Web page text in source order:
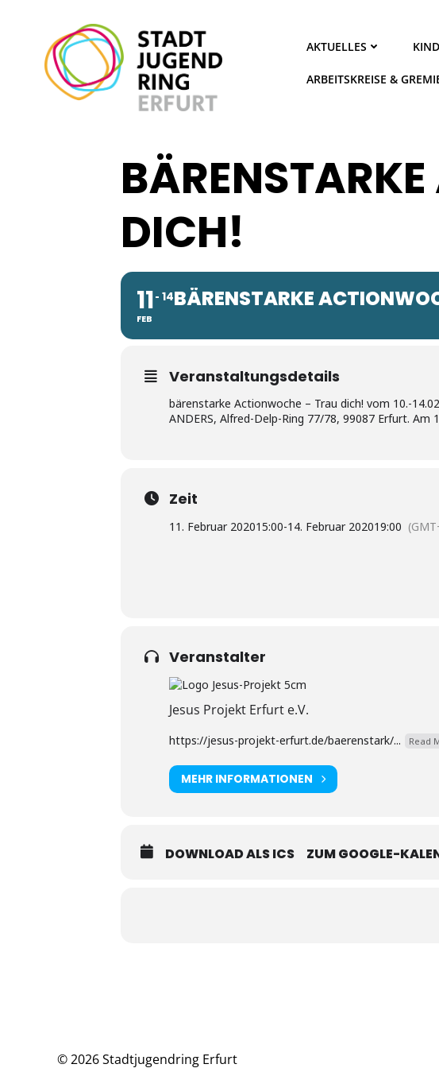
springen
AKTUELLES
ARBEITSKREISE &
DICH!
11
FEB
14BÄRENSTARKE
Veranstaltungsdetails
bärenstarke Actionwoche – Trau dich! vom 10.-
ANDERS, Alfred-Delp-Ring 77/78, 99087 Erfurt.
Zeit
11. Februar 202015:00-14. Februar 202019:00
Veranstalter
Jesus Projekt Erfurt e.V.
https://jesus-projekt-erfurt.de/baerenstark/... Read
MEHR INFORMATIONEN
DOWNLOAD ALS ICS ZUM GOOGLE-
© 2026 Stadtjugendring Erfurt